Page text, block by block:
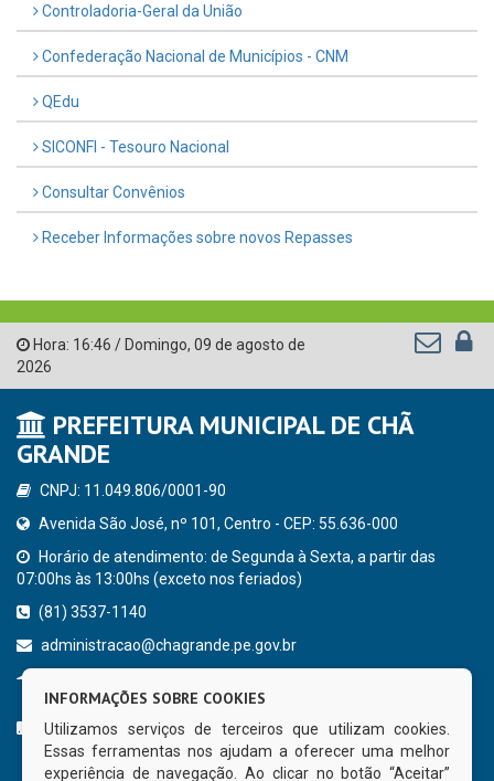
Controladoria-Geral da União
Confederação Nacional de Municípios - CNM
QEdu
SICONFI - Tesouro Nacional
Consultar Convênios
Receber Informações sobre novos Repasses
Hora: 16:46 / Domingo, 09 de agosto de
2026
PREFEITURA MUNICIPAL DE CHÃ
GRANDE
CNPJ: 11.049.806/0001-90
Avenida São José, nº 101, Centro - CEP: 55.636-000
Horário de atendimento: de Segunda à Sexta, a partir das
07:00hs às 13:00hs (exceto nos feriados)
(81) 3537-1140
administracao@chagrande.pe.gov.br
CURTA NOSSA FAN PAGE
INFORMAÇÕES SOBRE COOKIES
Utilizamos serviços de terceiros que utilizam cookies.
Essas ferramentas nos ajudam a oferecer uma melhor
experiência de navegação. Ao clicar no botão “Aceitar”